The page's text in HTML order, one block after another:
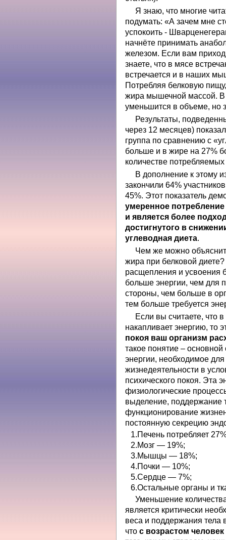
Я знаю, что многие
подумать: «А зачем мне
успокоить -
начнёте принимать
железом. Если вам
знаете, что в мясе
встречается и в наших
Потребляя белковую
жира мышечной массой. В
уменьшится в объеме, но
Результаты,
через 12 месяцев)
группа по сравнению с
больше и в жире на 27%
количестве
В дополнение к этому
закончили 64%
45%. Этот показатель
умеренное
и является более
достигнутого в
углеводная диета.
Чем же можно
жира при белковой
расщепления и усвоения
больше энергии, чем для
стороны, чем больше в
тем больше требуется
Если вы считаете, что
накапливает энергию, то
покоя ваш организм
такое понятие –
энергии, необходимое
жизнедеятельности в
психического покоя. Эта
физиологические
выделение, поддержание
функционирование
постоянную секрецию
Печень потребляет
Мозг — 19%;
Мышцы — 18%;
Почки — 10%;
Сердце — 7%;
Остальные органы и
Уменьшение
является критически
веса и поддержания тела
что с возрастом